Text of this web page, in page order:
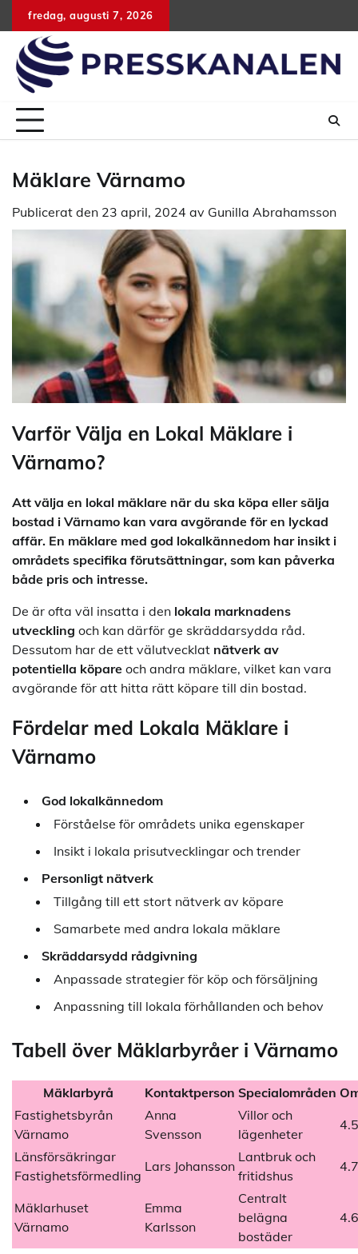
Hoppa
till
innehåll
fredag, augusti 7, 2026
Mäklare Värnamo
Publicerat den 23 april, 2024 av Gunilla Abrahamsson
Varför Välja en Lokal Mäklare i
Värnamo?
Att välja en lokal mäklare när du ska köpa eller sälja
bostad i Värnamo kan vara avgörande för en lyckad
affär. En mäklare med god lokalkännedom har insikt i
områdets specifika förutsättningar, som kan påverka
både pris och intresse.
De är ofta väl insatta i den lokala marknadens
utveckling och kan därför ge skräddarsydda råd.
Dessutom har de ett välutvecklat nätverk av
potentiella köpare och andra mäklare, vilket kan vara
avgörande för att hitta rätt köpare till din bostad.
Fördelar med Lokala Mäklare i
Värnamo
God lokalkännedom
Förståelse för områdets unika egenskaper
Insikt i lokala prisutvecklingar och trender
Personligt nätverk
Tillgång till ett stort nätverk av köpare
Samarbete med andra lokala mäklare
Skräddarsydd rådgivning
Anpassade strategier för köp och försäljning
Anpassning till lokala förhållanden och behov
Tabell över Mäklarbyråer i Värnamo
Mäklarbyrå Kontaktperson Specialområden
Fastighetsbyrån
Värnamo
Anna
Svensson
Villor och
lägenheter
Länsförsäkringar
Fastighetsförmedling
Lars Johansson
Lantbruk och
fritidshus
Mäklarhuset
Värnamo
Emma
Karlsson
Centralt
belägna
bostäder